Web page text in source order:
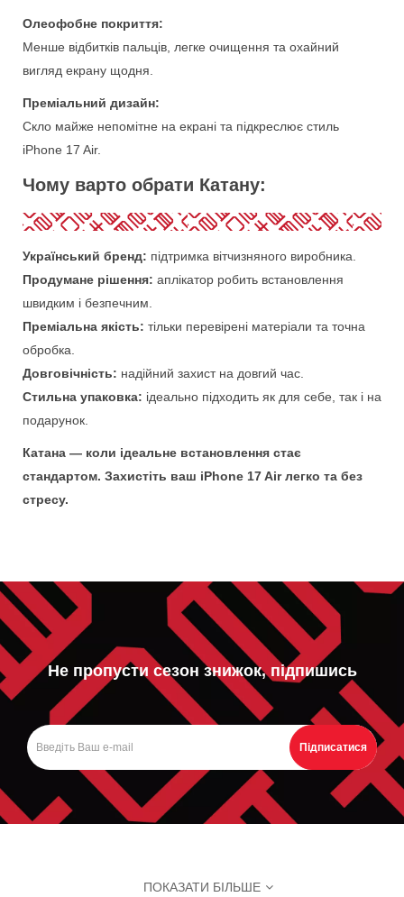
Олеофобне покриття:
Менше відбитків пальців, легке очищення та охайний
вигляд екрану щодня.
Преміальний дизайн:
Скло майже непомітне на екрані та підкреслює стиль
iPhone 17 Air.
Чому варто обрати Катану:
Український бренд: підтримка вітчизняного виробника.
Продумане рішення: аплікатор робить встановлення
швидким і безпечним.
Преміальна якість: тільки перевірені матеріали та точна
обробка.
Довговічність: надійний захист на довгий час.
Стильна упаковка: ідеально підходить як для себе, так і на
подарунок.
Катана — коли ідеальне встановлення стає
стандартом. Захистіть ваш iPhone 17 Air легко та без
стресу.
Не пропусти сезон знижок, підпишись
Підписатися
ПОКАЗАТИ БІЛЬШЕ